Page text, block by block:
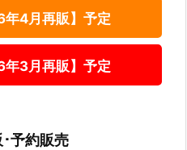
4月再販】予定
3月再販】予定
予約販売